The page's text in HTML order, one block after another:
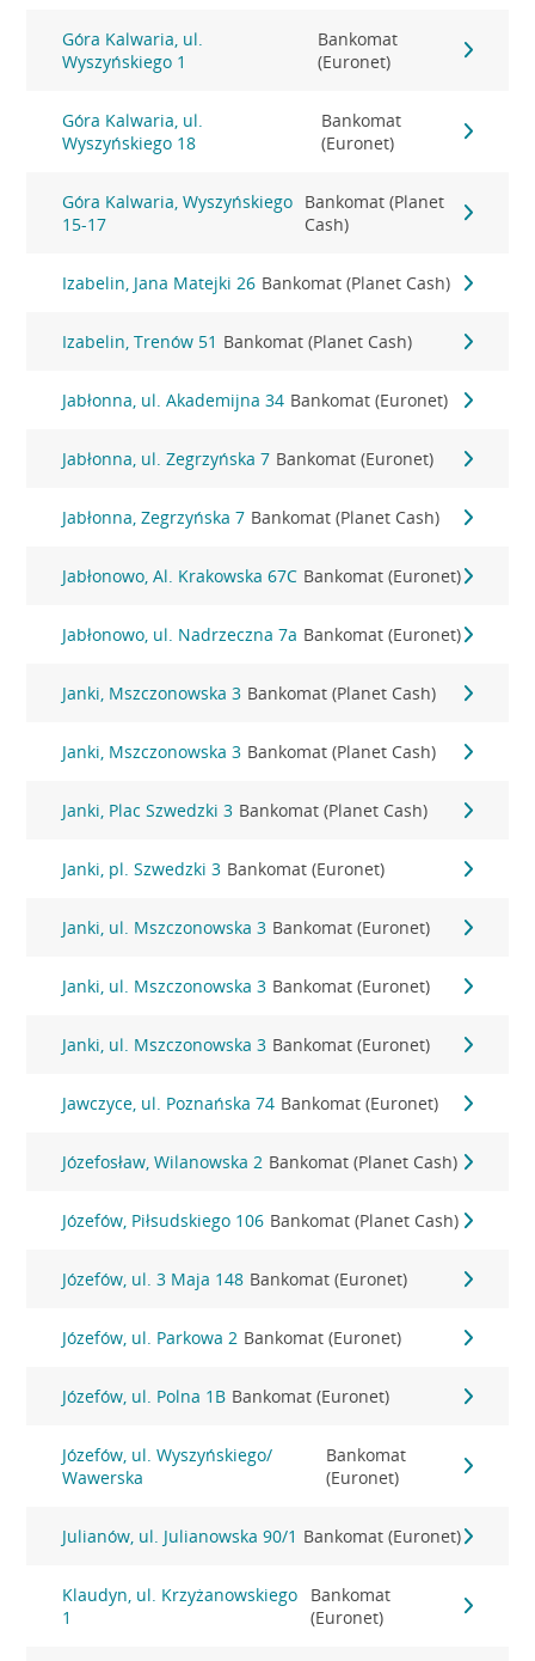
Góra Kalwaria, ul.
Wyszyńskiego 1
Bankomat
(Euronet)
Góra Kalwaria, ul.
Wyszyńskiego 18
Bankomat
(Euronet)
Góra Kalwaria, Wyszyńskiego
15-17
Bankomat (Planet
Cash)
Izabelin, Jana Matejki 26 Bankomat (Planet Cash)
Izabelin, Trenów 51 Bankomat (Planet Cash)
Jabłonna, ul. Akademijna 34 Bankomat (Euronet)
Jabłonna, ul. Zegrzyńska 7 Bankomat (Euronet)
Jabłonna, Zegrzyńska 7 Bankomat (Planet Cash)
Jabłonowo, Al. Krakowska 67C Bankomat (Euronet)
Jabłonowo, ul. Nadrzeczna 7a Bankomat (Euronet)
Janki, Mszczonowska 3 Bankomat (Planet Cash)
Janki, Mszczonowska 3 Bankomat (Planet Cash)
Janki, Plac Szwedzki 3 Bankomat (Planet Cash)
Janki, pl. Szwedzki 3 Bankomat (Euronet)
Janki, ul. Mszczonowska 3 Bankomat (Euronet)
Janki, ul. Mszczonowska 3 Bankomat (Euronet)
Janki, ul. Mszczonowska 3 Bankomat (Euronet)
Jawczyce, ul. Poznańska 74 Bankomat (Euronet)
Józefosław, Wilanowska 2 Bankomat (Planet Cash)
Józefów, Piłsudskiego 106 Bankomat (Planet Cash)
Józefów, ul. 3 Maja 148 Bankomat (Euronet)
Józefów, ul. Parkowa 2 Bankomat (Euronet)
Józefów, ul. Polna 1B Bankomat (Euronet)
Józefów, ul. Wyszyńskiego/
Wawerska
Bankomat
(Euronet)
Julianów, ul. Julianowska 90/1 Bankomat (Euronet)
Klaudyn, ul. Krzyżanowskiego
1
Bankomat
(Euronet)